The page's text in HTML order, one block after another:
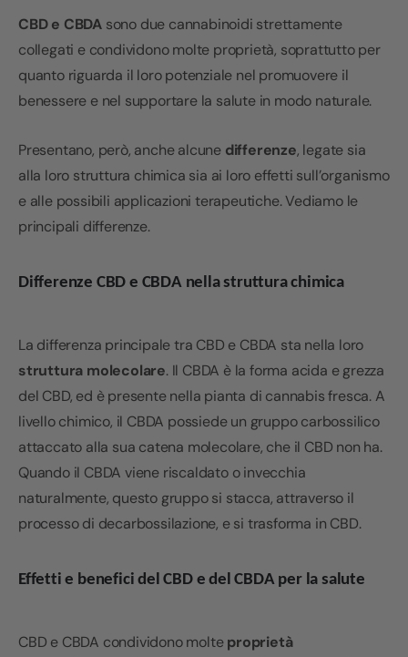
CBD e CBDA sono due cannabinoidi strettamente
collegati e condividono molte proprietà, soprattutto per
quanto riguarda il loro potenziale nel promuovere il
benessere e nel supportare la salute in modo naturale.
Presentano, però, anche alcune differenze, legate sia
alla loro struttura chimica sia ai loro effetti sull’organismo
e alle possibili applicazioni terapeutiche. Vediamo le
principali differenze.
Differenze CBD e CBDA nella struttura chimica
La differenza principale tra CBD e CBDA sta nella loro
struttura molecolare. Il CBDA è la forma acida e grezza
del CBD, ed è presente nella pianta di cannabis fresca. A
livello chimico, il CBDA possiede un gruppo carbossilico
attaccato alla sua catena molecolare, che il CBD non ha.
Quando il CBDA viene riscaldato o invecchia
naturalmente, questo gruppo si stacca, attraverso il
processo di decarbossilazione, e si trasforma in CBD.
Effetti e benefici del CBD e del CBDA per la salute
CBD e CBDA condividono molteproprietà